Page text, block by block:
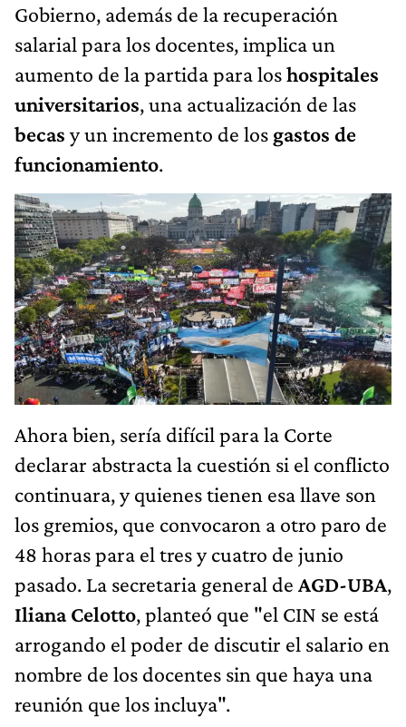
Gobierno, además de la recuperación
salarial para los docentes, implica un
aumento de la partida para loshospitales
universitarios, una actualización de las
becas y un incremento de los gastos de
funcionamiento.
Ahora bien, sería difícil para la Corte
declarar abstracta la cuestión si el conflicto
continuara, y quienes tienen esa llave son
los gremios, que convocaron a otro paro de
48 horas para el tres y cuatro de junio
pasado. La secretaria general de AGD-UBA,
Iliana Celotto, planteó que "el CIN se está
arrogando el poder de discutir el salario en
nombre de los docentes sin que haya una
reunión que los incluya".